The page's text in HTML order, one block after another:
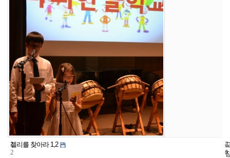
2
2
젤리를 찾아라 1,2
4
1
2
0